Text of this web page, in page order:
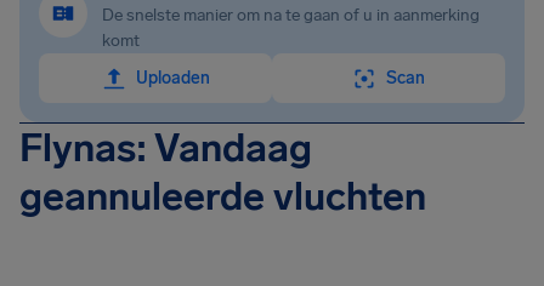
De snelste manier om na te gaan of u in aanmerking
komt
Uploaden
Scan
Flynas: Vandaag
geannuleerde vluchten